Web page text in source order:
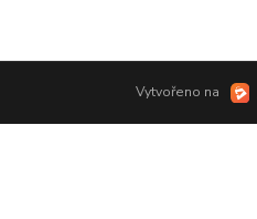
Vytvořeno na